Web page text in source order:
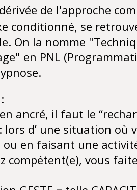
de l'approche
conditionné, se
On la nomme
en PNL
ancré, il faut le
lors d’ une situation où
ou en faisant une
compétent(e), vous